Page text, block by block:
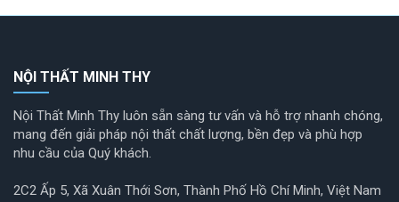
NỘI THẤT MINH THY
Nội Thất Minh Thy luôn sẵn sàng tư vấn và hỗ trợ nhanh chóng,
mang đến giải pháp nội thất chất lượng, bền đẹp và phù hợp
nhu cầu của Quý khách.
2C2 Ấp 5, Xã Xuân Thới Sơn, Thành Phố Hồ Chí Minh, Việt Nam